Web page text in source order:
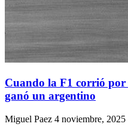
Cuando la F1 corrió
ganó un argentino
Miguel Paez 4 noviembre, 2025